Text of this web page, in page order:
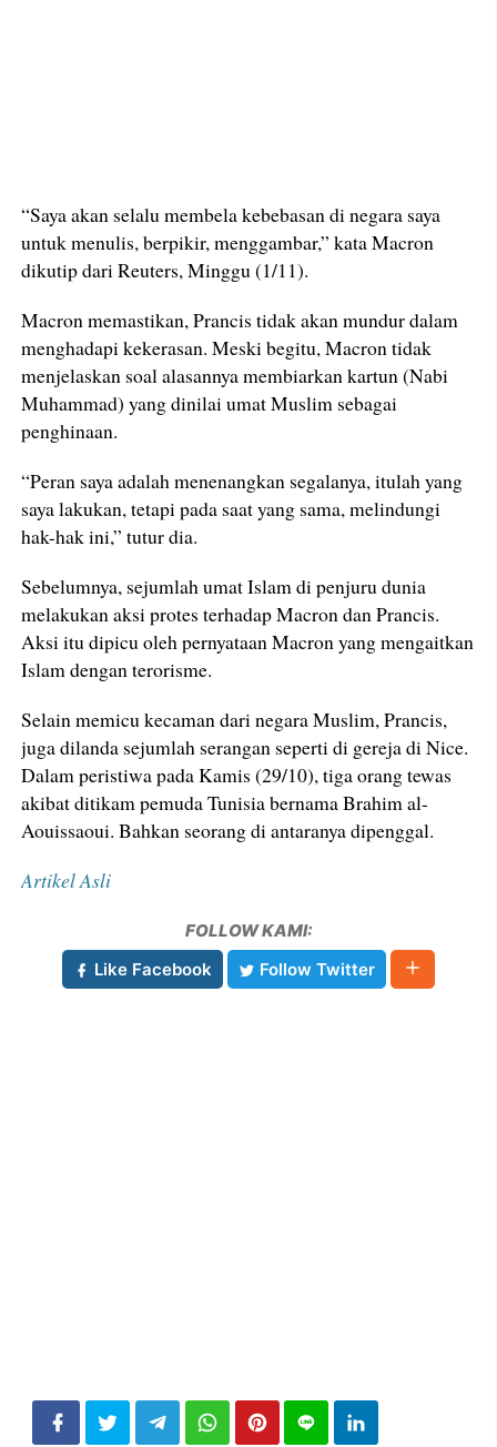
“Saya akan selalu membela kebebasan di negara saya
untuk menulis, berpikir, menggambar,” kata Macron
dikutip dari Reuters, Minggu (1/11).
Macron memastikan, Prancis tidak akan mundur dalam
menghadapi kekerasan. Meski begitu, Macron tidak
menjelaskan soal alasannya membiarkan kartun (Nabi
Muhammad) yang dinilai umat Muslim sebagai
penghinaan.
“Peran saya adalah menenangkan segalanya, itulah yang
saya lakukan, tetapi pada saat yang sama, melindungi
hak-hak ini,” tutur dia.
Sebelumnya, sejumlah umat Islam di penjuru dunia
melakukan aksi protes terhadap Macron dan Prancis.
Aksi itu dipicu oleh pernyataan Macron yang mengaitkan
Islam dengan terorisme.
Selain memicu kecaman dari negara Muslim, Prancis,
juga dilanda sejumlah serangan seperti di gereja di Nice.
Dalam peristiwa pada Kamis (29/10), tiga orang tewas
akibat ditikam pemuda Tunisia bernama Brahim al-
Aouissaoui. Bahkan seorang di antaranya dipenggal.
Artikel Asli
FOLLOW KAMI:
Like Facebook
Follow Twitter